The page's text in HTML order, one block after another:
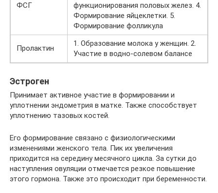
ФСГ
функционирования половых желез. 4.
Формирование яйцеклетки. 5.
Формирование фолликула
Пролактин
1. Образование молока у женщин. 2.
Участие в водно-солевом балансе
Эстроген
Принимает активное участие в формировании и
уплотнении эндометрия в матке. Также способствует
уплотнению тазовых костей.
Его формирование связано с физиологическими
изменениями женского тела. Пик их увеличения
приходится на середину месячного цикла. За сутки до
наступления овуляции отмечается резкое повышение
этого гормона. Также это происходит при беременности.